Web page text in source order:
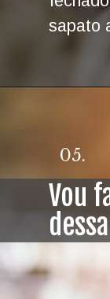
sapato
Vou
05.